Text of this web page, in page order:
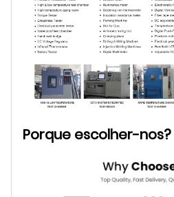
Porque escolher-nos?